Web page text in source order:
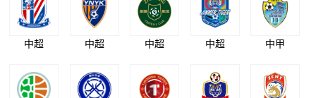
中超 中超 中超 中超 中甲